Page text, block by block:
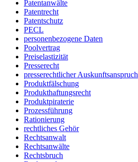
Patentanwälte
Patentrecht
Patentschutz
PECL
personenbezogene Daten
Poolvertrag
Preiselastizität
Presserecht
presserechtlicher Auskunftsanspruch
Produktfälschung
Produkthaftungsrecht
Produktpiraterie
Prozessführung
Rationierung
rechtliches Gehör
Rechtsanwalt
Rechtsanwälte
Rechtsbruch